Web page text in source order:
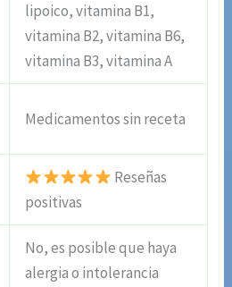
lipoico, vitamina B1,
vitamina B2, vitamina B6,
vitamina B3, vitamina A
Medicamentos sin receta
Reseñas
positivas
No, es posible que haya
alergia o intolerancia